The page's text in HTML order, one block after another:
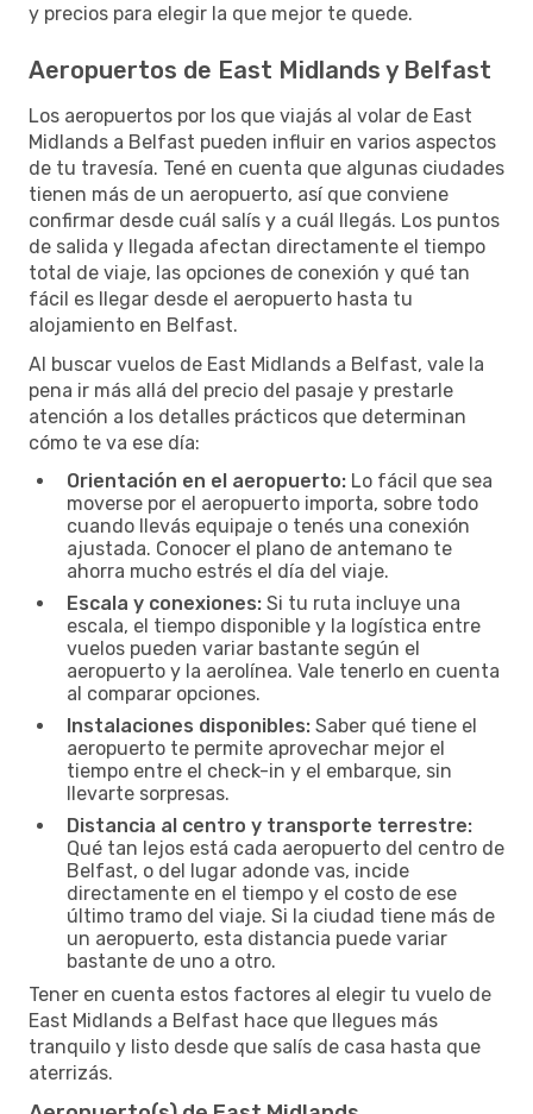
y precios para elegir la que mejor te quede.
Aeropuertos de East Midlands y Belfast
Los aeropuertos por los que viajás al volar de East
Midlands a Belfast pueden influir en varios aspectos
de tu travesía. Tené en cuenta que algunas ciudades
tienen más de un aeropuerto, así que conviene
confirmar desde cuál salís y a cuál llegás. Los puntos
de salida y llegada afectan directamente el tiempo
total de viaje, las opciones de conexión y qué tan
fácil es llegar desde el aeropuerto hasta tu
alojamiento en Belfast.
Al buscar vuelos de East Midlands a Belfast, vale la
pena ir más allá del precio del pasaje y prestarle
atención a los detalles prácticos que determinan
cómo te va ese día:
Orientación en el aeropuerto: Lo fácil que sea
moverse por el aeropuerto importa, sobre todo
cuando llevás equipaje o tenés una conexión
ajustada. Conocer el plano de antemano te
ahorra mucho estrés el día del viaje.
Escala y conexiones: Si tu ruta incluye una
escala, el tiempo disponible y la logística entre
vuelos pueden variar bastante según el
aeropuerto y la aerolínea. Vale tenerlo en cuenta
al comparar opciones.
Instalaciones disponibles: Saber qué tiene el
aeropuerto te permite aprovechar mejor el
tiempo entre el check-in y el embarque, sin
llevarte sorpresas.
Distancia al centro y transporte terrestre:
Qué tan lejos está cada aeropuerto del centro de
Belfast, o del lugar adonde vas, incide
directamente en el tiempo y el costo de ese
último tramo del viaje. Si la ciudad tiene más de
un aeropuerto, esta distancia puede variar
bastante de uno a otro.
Tener en cuenta estos factores al elegir tu vuelo de
East Midlands a Belfast hace que llegues más
tranquilo y listo desde que salís de casa hasta que
aterrizás.